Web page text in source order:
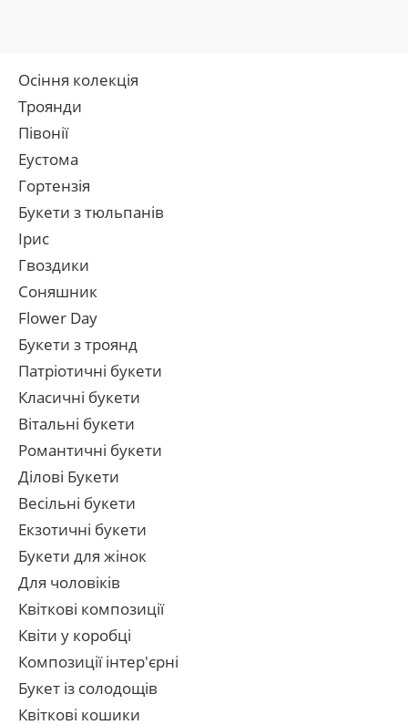
Осіння колекція
Троянди
Півонії
Еустома
Гортензія
Букети з тюльпанів
Ірис
Гвоздики
Соняшник
Flower Day
Букети з троянд
Патріотичні букети
Класичні букети
Вітальні букети
Романтичні букети
Ділові Букети
Весільні букети
Екзотичні букети
Букети для жінок
Для чоловіків
Квіткові композиції
Квіти у коробці
Композиції інтер'єрні
Букет із солодощів
Квіткові кошики